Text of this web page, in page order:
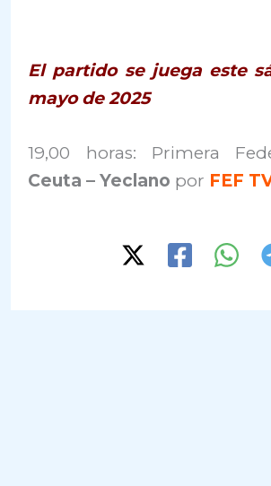
El partido se juega este
mayo de 2025
19,00 horas: Primera
Ceuta – Yeclano por FEF